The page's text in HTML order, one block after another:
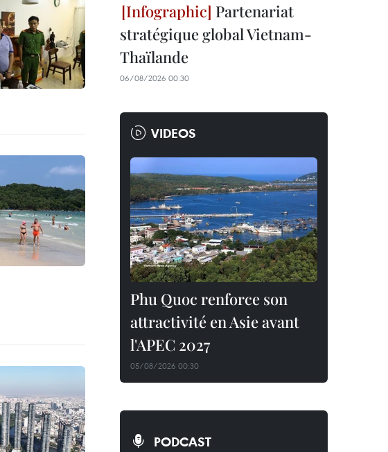
Partenariat
stratégique global Vietnam-
Thaïlande
06/08/2026 00:30
VIDEOS
Phu Quoc renforce son
attractivité en Asie avant
l'APEC 2027
05/08/2026 00:30
PODCAST